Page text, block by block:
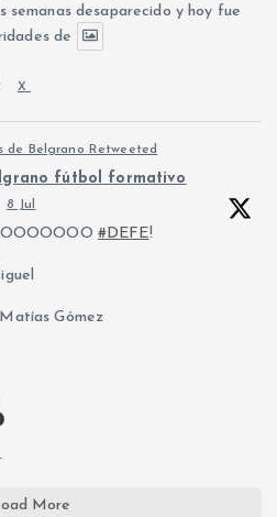
semanas desaparecido y hoy fue
de
X
de Belgrano Retweeted
fútbol formativo
8 Jul
#DEFE!
Gómez
More